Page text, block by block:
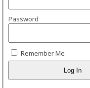
Password
Remember Me